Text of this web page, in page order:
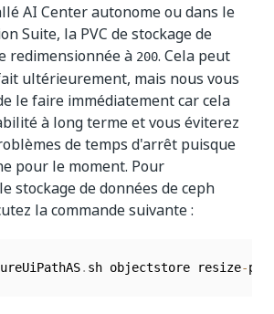
AI Center autonome ou dans le
Suite, la PVC de stockage de
redimensionnée à 200. Cela peut
ultérieurement, mais nous vous
le faire immédiatement car cela
à long terme et vous éviterez
de temps d'arrêt puisque
pour le moment. Pour
stockage de données de ceph
la commande suivante :
. sh objectstore resize-